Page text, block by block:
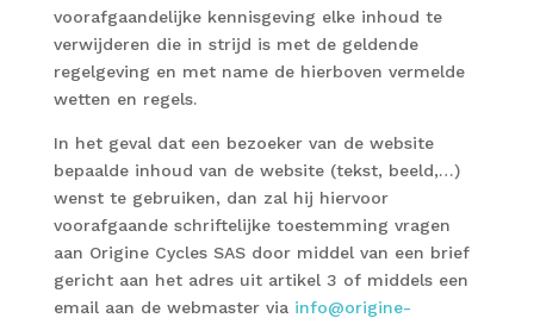
voorafgaandelijke kennisgeving elke inhoud te
verwijderen die in strijd is met de geldende
regelgeving en met name de hierboven vermelde
wetten en regels.
In het geval dat een bezoeker van de website
bepaalde inhoud van de website (tekst, beeld,…)
wenst te gebruiken, dan zal hij hiervoor
voorafgaande schriftelijke toestemming vragen
aan Origine Cycles SAS door middel van een brief
gericht aan het adres uit artikel 3 of middels een
email aan de webmaster via info@origine-